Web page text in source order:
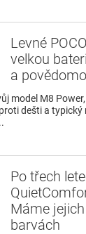
Levné
velkou
a
model M8
dešti a
Po třech
Máme
barvách